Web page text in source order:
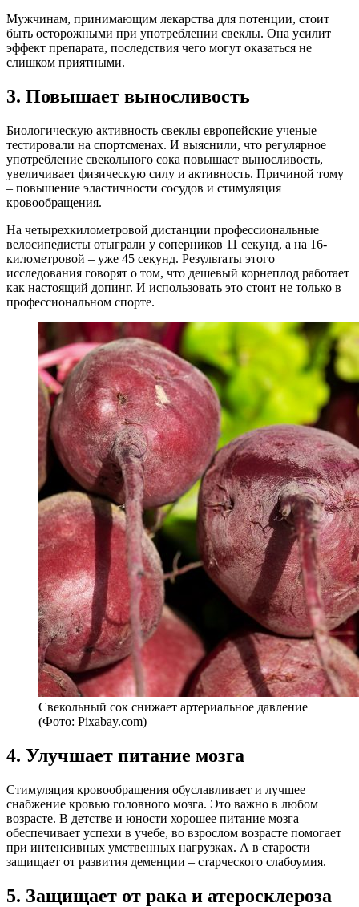
Мужчинам, принимающим лекарства для потенции, стоит
быть осторожными при употреблении свеклы. Она усилит
эффект препарата, последствия чего могут оказаться не
слишком приятными.
3. Повышает выносливость
Биологическую активность свеклы европейские ученые
тестировали на спортсменах. И выяснили, что регулярное
употребление свекольного сока повышает выносливость,
увеличивает физическую силу и активность. Причиной тому
– повышение эластичности сосудов и стимуляция
кровообращения.
На четырехкилометровой дистанции профессиональные
велосипедисты отыграли у соперников 11 секунд, а на 16-
километровой – уже 45 секунд. Результаты этого
исследования говорят о том, что дешевый корнеплод работает
как настоящий допинг. И использовать это стоит не только в
профессиональном спорте.
Свекольный сок снижает артериальное давление
(Фото: Pixabay.com)
4. Улучшает питание мозга
Стимуляция кровообращения обуславливает и лучшее
снабжение кровью головного мозга. Это важно в любом
возрасте. В детстве и юности хорошее питание мозга
обеспечивает успехи в учебе, во взрослом возрасте помогает
при интенсивных умственных нагрузках. А в старости
защищает от развития деменции – старческого слабоумия.
5. Защищает от рака и атеросклероза